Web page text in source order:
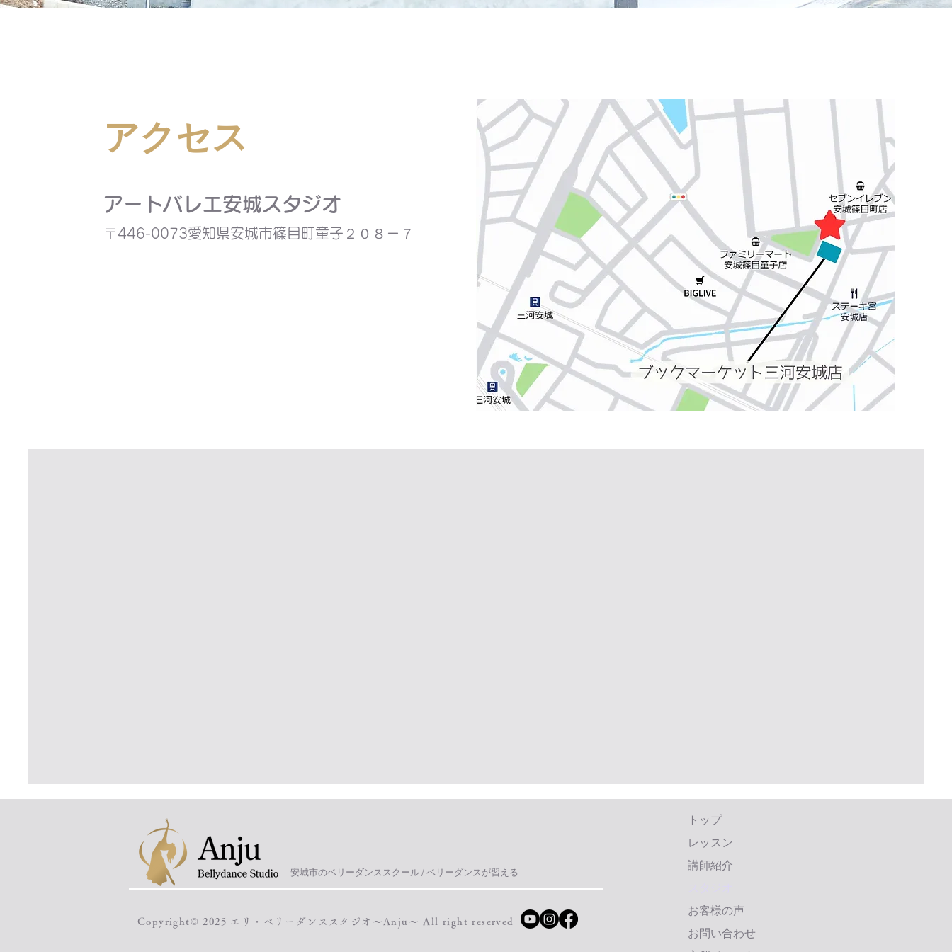
​アクセス
​アートバレエ安城スタジオ
〒446-0073愛知県安城市篠目町童子２０８－７
​安城市のベリーダンススクール / ベリーダンスが習える
Copyright© 2025 エリ・ベリーダンススタジオ～Anju～ All right reserved
トップ
レッスン
講師紹介
お客様の声
お問い合わせ